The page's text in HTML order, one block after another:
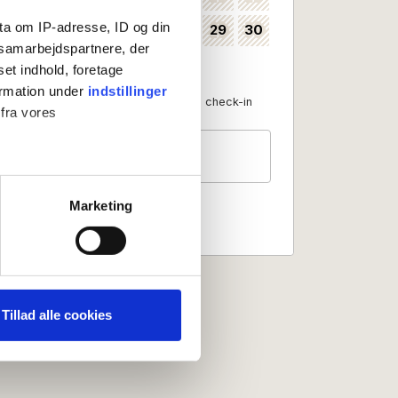
om IP-adresse, ID og din
der
indhold, foretage
under indstillinger
vores
og til at analysere
for sociale medier,
Marketing
Tillad alle cookies
35 24 25 26 27 29 30
36 31
Available as check-in date No check-in